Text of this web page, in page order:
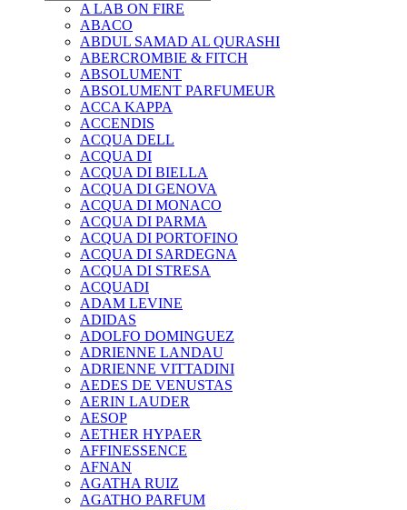
A LAB ON FIRE
ABACO
ABDUL SAMAD AL QURASHI
ABERCROMBIE & FITCH
ABSOLUMENT
ABSOLUMENT PARFUMEUR
ACCA KAPPA
ACCENDIS
ACQUA DELL
ACQUA DI
ACQUA DI BIELLA
ACQUA DI GENOVA
ACQUA DI MONACO
ACQUA DI PARMA
ACQUA DI PORTOFINO
ACQUA DI SARDEGNA
ACQUA DI STRESA
ACQUADI
ADAM LEVINE
ADIDAS
ADOLFO DOMINGUEZ
ADRIENNE LANDAU
ADRIENNE VITTADINI
AEDES DE VENUSTAS
AERIN LAUDER
AESOP
AETHER HYPAER
AFFINESSENCE
AFNAN
AGATHA RUIZ
AGATHO PARFUM